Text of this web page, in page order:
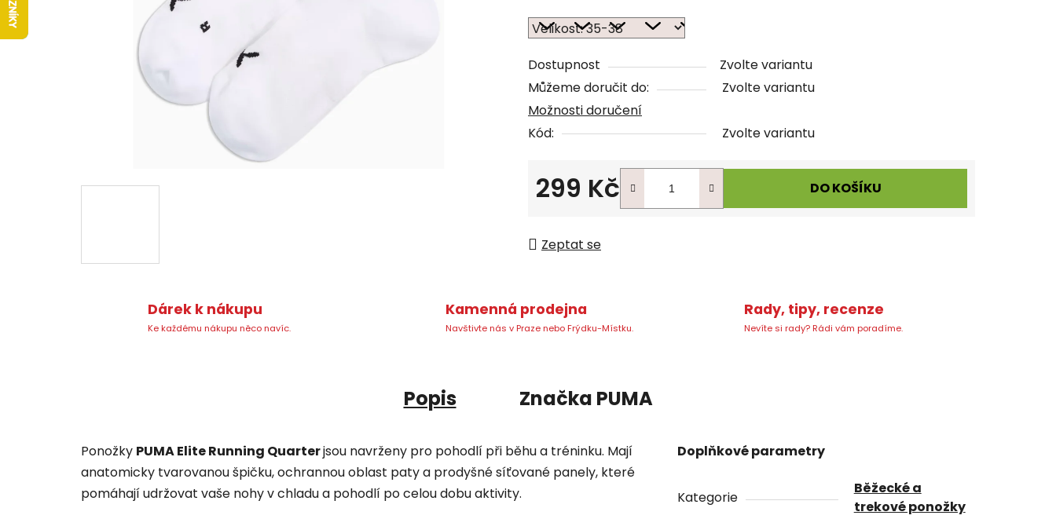
Dostupnost
Zvolte variantu
Můžeme doručit do:
Zvolte variantu
Možnosti doručení
Kód:
Zvolte variantu
299 Kč DO KOŠÍKU
Zeptat se
Dárek k nákupu
Ke každému nákupu něco navíc.
Kamenná prodejna
Navštivte nás v Praze nebo Frýdku-Místku.
Rady, tipy, recenze
Nevíte si rady? Rádi vám poradíme.
Popis Značka PUMA
Ponožky PUMA Elite Running Quarterjsou navrženy pro pohodlí při běhu a tréninku. Mají
anatomicky tvarovanou špičku, ochrannou oblast paty a prodyšné síťované panely, které
pomáhají udržovat vaše nohy v chladu a pohodlí po celou dobu aktivity.
Doplňkové parametry
Kategorie
Běžecké a
trekové ponožky